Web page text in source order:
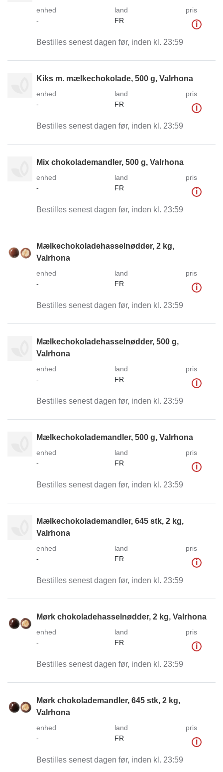
enhed
-
land
FR
pris
i
Bestilles senest dagen før, inden kl. 23:59
Kiks m. mælkechokolade, 500 g, Valrhona
enhed
-
land
FR
pris
i
Bestilles senest dagen før, inden kl. 23:59
Mix chokolademandler, 500 g, Valrhona
enhed
-
land
FR
pris
i
Bestilles senest dagen før, inden kl. 23:59
Mælkechokoladehasselnødder, 2 kg,
Valrhona
enhed
-
land
FR
pris
i
Bestilles senest dagen før, inden kl. 23:59
Mælkechokoladehasselnødder, 500 g,
Valrhona
enhed
-
land
FR
pris
i
Bestilles senest dagen før, inden kl. 23:59
Mælkechokolademandler, 500 g, Valrhona
enhed
-
land
FR
pris
i
Bestilles senest dagen før, inden kl. 23:59
Mælkechokolademandler, 645 stk, 2 kg,
Valrhona
enhed
-
land
FR
pris
i
Bestilles senest dagen før, inden kl. 23:59
Mørk chokoladehasselnødder, 2 kg, Valrhona
enhed
-
land
FR
pris
i
Bestilles senest dagen før, inden kl. 23:59
Mørk chokolademandler, 645 stk, 2 kg,
Valrhona
enhed
-
land
FR
pris
i
Bestilles senest dagen før, inden kl. 23:59